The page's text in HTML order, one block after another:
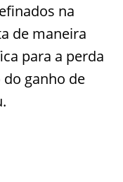
na
de maneira
para a perda
do ganho de